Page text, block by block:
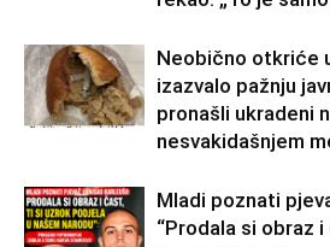
Neobično otkriće
izazvalo pažnju
pronašli ukradeni
nesvakidašnjem
Mladi poznati
“Prodala si obraz